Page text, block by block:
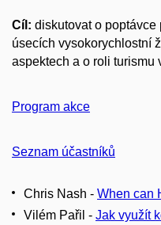
Cíl: diskutovat o
úsecích vysokorychlostní
aspektech a o roli turismu
Program akce
Seznam účastníků
Chris Nash - When can
Vilém Pařil - Jak využít